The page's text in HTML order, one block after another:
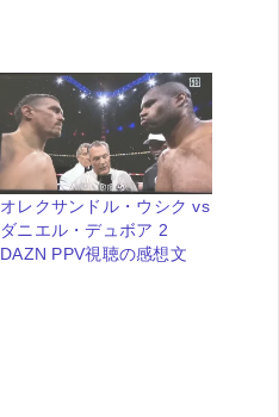
オレクサンドル・ウシク vs
ダニエル・デュボア 2
DAZN PPV視聴の感想文